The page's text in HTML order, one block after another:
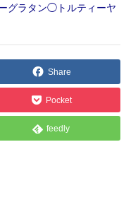
グラタン◯トルティーヤ
Share
Pocket
feedly